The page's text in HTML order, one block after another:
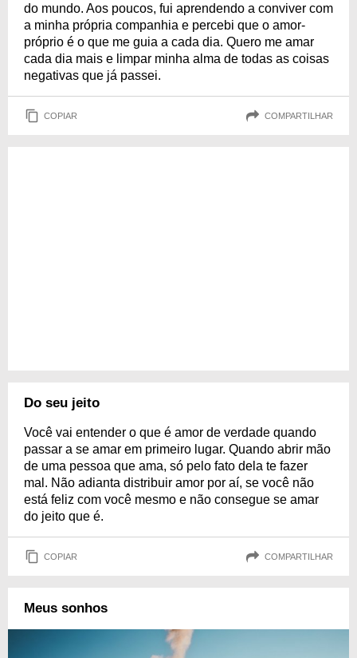
do mundo. Aos poucos, fui aprendendo a conviver com
a minha própria companhia e percebi que o amor-
próprio é o que me guia a cada dia. Quero me amar
cada dia mais e limpar minha alma de todas as coisas
negativas que já passei.
COPIAR COMPARTILHAR
Do seu jeito
Você vai entender o que é amor de verdade quando
passar a se amar em primeiro lugar. Quando abrir mão
de uma pessoa que ama, só pelo fato dela te fazer
mal. Não adianta distribuir amor por aí, se você não
está feliz com você mesmo e não consegue se amar
do jeito que é.
COPIAR COMPARTILHAR
Meus sonhos